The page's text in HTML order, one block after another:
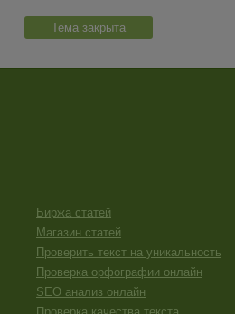
Тема закрыта
Биржа статей
Магазин статей
Проверить текст на уникальность
Проверка орфографии онлайн
SEO анализ онлайн